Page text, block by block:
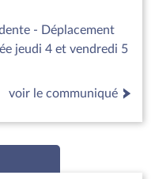
- Déplacement
jeudi 4 et vendredi 5
voir le communiqué